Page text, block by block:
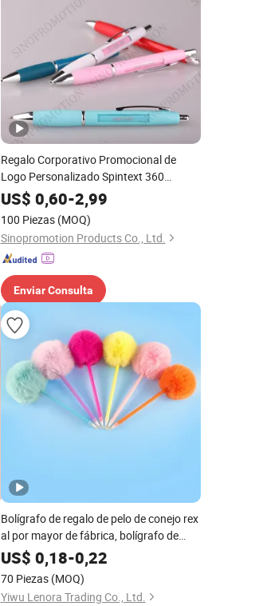
Regalo Corporativo Promocional de
Logo Personalizado Spintext 360
Bolígrafo Promocional de Mensaje
Múltiple
US$ 0,60-2,99
100 Piezas (MOQ)
Sinopromotion Products Co., Ltd.
Enviar Consulta
Bolígrafo de regalo de pelo de conejo rex
al por mayor de fábrica, bolígrafo de
promoción con logo OEM
US$ 0,18-0,22
70 Piezas (MOQ)
Yiwu Lenora Trading Co., Ltd.